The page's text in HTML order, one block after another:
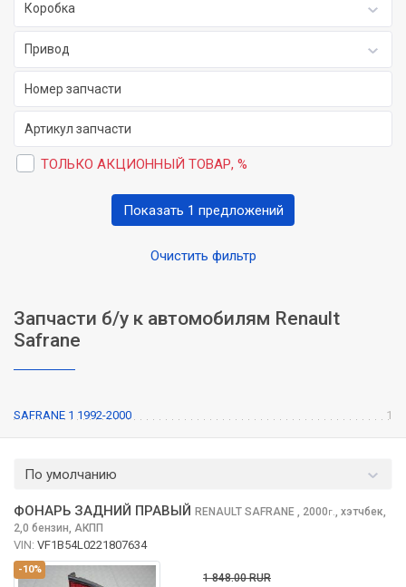
Коробка
Привод
ТОЛЬКО АКЦИОННЫЙ ТОВАР, %
Очистить фильтр
Показать 1 предложений
Запчасти б/у к автомобилям Renault
Safrane
SAFRANE 1 1992-2000 1
По умолчанию
-10%
ФОНАРЬ ЗАДНИЙ ПРАВЫЙ RENAULT SAFRANE , 2000г., хэтчбек,
2,0 бензин, АКПП
VIN: VF1B54L0221807634
1 848.00 RUR